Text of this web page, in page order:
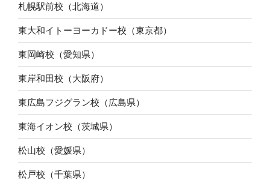
札幌駅前校（北海道）
東大和イトーヨーカドー校（東京都）
東岡崎校（愛知県）
東岸和田校（大阪府）
東広島フジグラン校（広島県）
東海イオン校（茨城県）
松山校（愛媛県）
松戸校（千葉県）